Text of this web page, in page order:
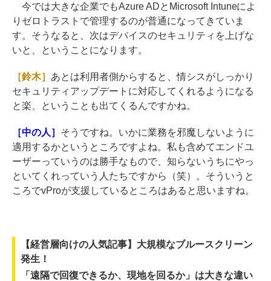
今では大きな企業でもAzure ADとMicrosoft Intuneによ
りゼロトラストで管理するのが普通になってきていま
す。そうなると、次はデバイスのセキュリティを上げな
いと、ということになります。
［鈴木］ あとは利用者側からすると、情シスがしっかり
セキュリティアップデートに対応してくれるようになる
と楽、ということも出てくるんですかね。
［中の人］ そうですね。いかに業務を邪魔しないように
適用するかというところですよね。私も含めてエンドユ
ーザーっていうのは勝手なもので、知らないうちにやっ
といてくれっていう人たちですから（笑）。そういうと
ころでvProが支援しているところはあると思いますね。
【経営層向けの人気記事】大規模なブルースクリーン
発生！
「遠隔で回復できるか、現地を回るか」は大きな違い